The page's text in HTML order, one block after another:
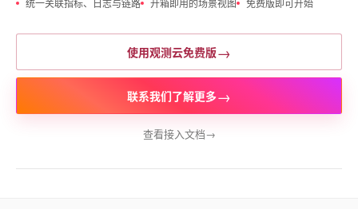
统一关联指标、日志与链路 开箱即用的场景视图 免费版即可开始
使用观测云免费版→
联系我们了解更多→
查看接入文档→